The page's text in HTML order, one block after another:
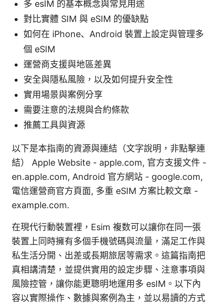
多 esIM 的基本概念與常見用途
對比實體 SIM 與 eSIM 的優缺點
如何在 iPhone、Android 裝置上設定與管理多
個 eSIM
運營商支援與地區差異
安全與隱私風險，以及如何提升安全性
實用場景與案例分享
需要注意的法規與合約條款
推薦工具與資源
以下是本指南的資源與連結（文字說明，非點擊連
結） Apple Website - apple.com, 官方支援文件 -
en.apple.com, Android 官方網站 - google.com,
電信運營商官方頁面, 多重 eSIM 方案比較文章 -
example.com.
在現代行動裝置裡，Esim 複数可以讓你在同一張
裝置上同時擁有多個手機號碼與流量，滿足工作與
私生活分開、出差或長期旅居等需求。這篇指南把
真相講清楚，並提供實用的設定步驟、注意事項與
風險控管，讓你能更聰明地運用多 esIM。以下內
容以實際操作、數據與案例為主，並以易讀的方式